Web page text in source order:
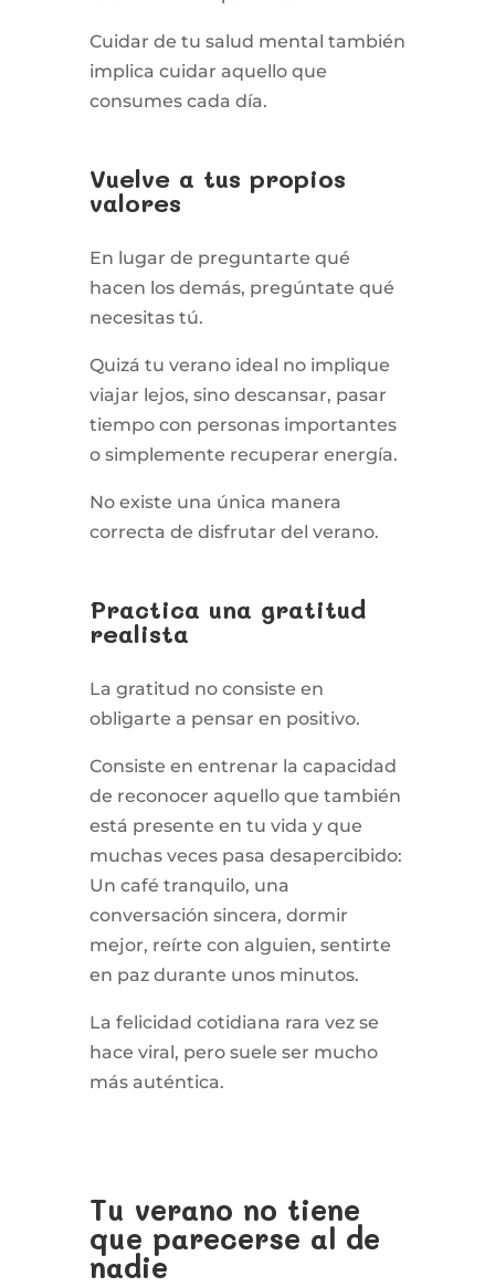
Cuidar de tu salud mental también
implica cuidar aquello que
consumes cada día.
Vuelve a tus propios
valores
En lugar de preguntarte qué
hacen los demás, pregúntate qué
necesitas tú.
Quizá tu verano ideal no implique
viajar lejos, sino descansar, pasar
tiempo con personas importantes
o simplemente recuperar energía.
No existe una única manera
correcta de disfrutar del verano.
Practica una gratitud
realista
La gratitud no consiste en
obligarte a pensar en positivo.
Consiste en entrenar la capacidad
de reconocer aquello que también
está presente en tu vida y que
muchas veces pasa desapercibido:
Un café tranquilo, una
conversación sincera, dormir
mejor, reírte con alguien, sentirte
en paz durante unos minutos.
La felicidad cotidiana rara vez se
hace viral, pero suele ser mucho
más auténtica.
Tu verano no tiene
que parecerse al de
nadie